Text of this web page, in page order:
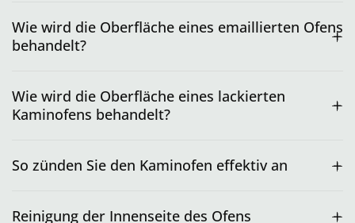
Wie wird die Oberfläche eines emaillierten Ofens
behandelt?
Wie wird die Oberfläche eines lackierten
Kaminofens behandelt?
So zünden Sie den Kaminofen effektiv an
Reinigung der Innenseite des Ofens